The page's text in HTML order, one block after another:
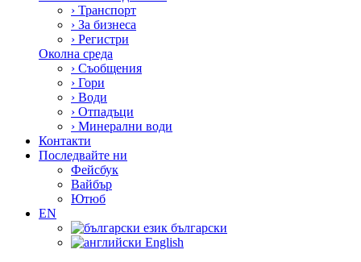
› Транспорт
› За бизнеса
› Регистри
Околна среда
› Съобщения
› Гори
› Води
› Отпадъци
› Минерални води
Контакти
Последвайте ни
Фейсбук
Вайбър
Ютюб
EN
български
English